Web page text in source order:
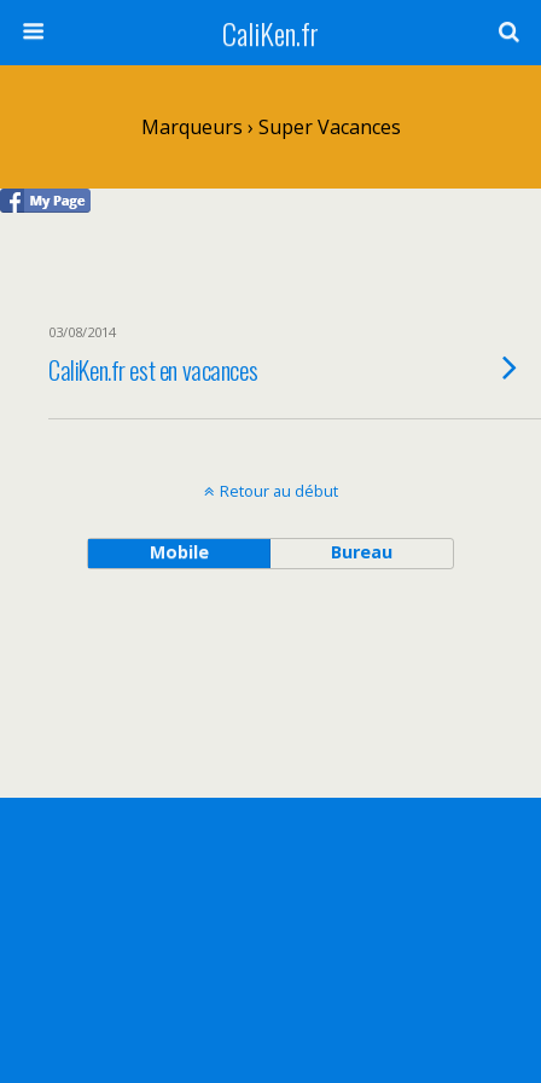
CaliKen.fr
Marqueurs › Super Vacances
03/08/2014
CaliKen.fr est en vacances
Retour au début
Mobile Bureau